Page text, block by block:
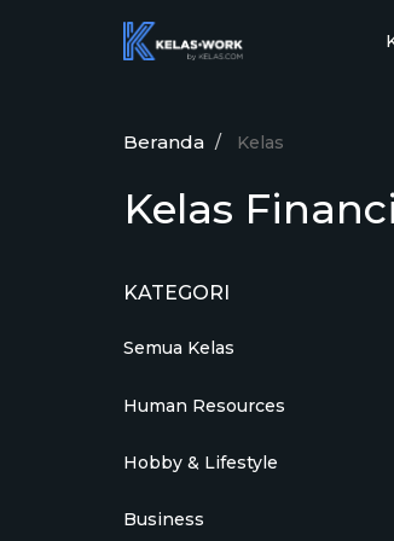
Beranda Kelas
Kelas
KATEGORI
Semua Kelas
Human Resources
Hobby & Lifestyle
Business